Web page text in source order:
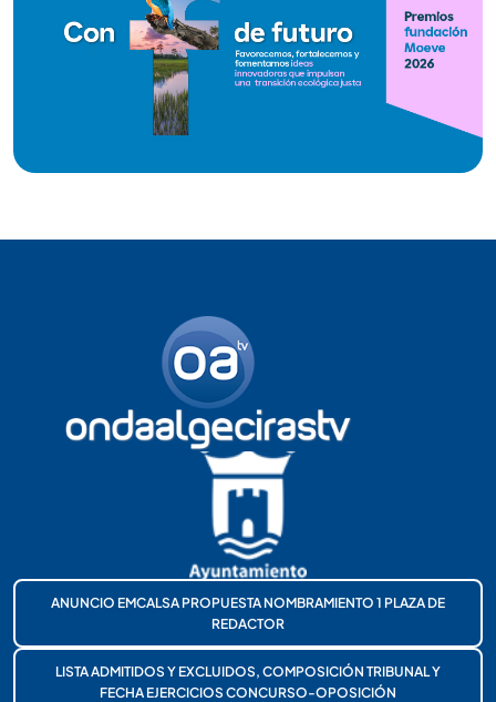
ANUNCIO EMCALSA PROPUESTA NOMBRAMIENTO 1 PLAZA DE
REDACTOR
LISTA ADMITIDOS Y EXCLUIDOS, COMPOSICIÓN TRIBUNAL Y
FECHA EJERCICIOS CONCURSO-OPOSICIÓN